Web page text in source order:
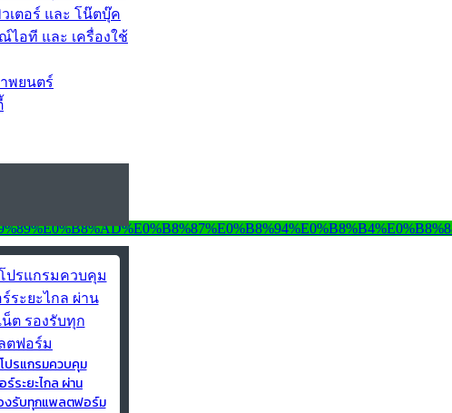
เตอร์ และ โน๊ตบุ๊ค
ไอที และ เครื่องใช้
พยนตร์
ปรแกรมควบคุม
ระยะไกล ผ่าน
งรับทุกแพลตฟอร์ม